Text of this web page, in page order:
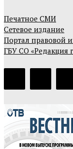
Печатное СМИ
Сетевое издание
Портал правовой
ГБУ СО «Редакция